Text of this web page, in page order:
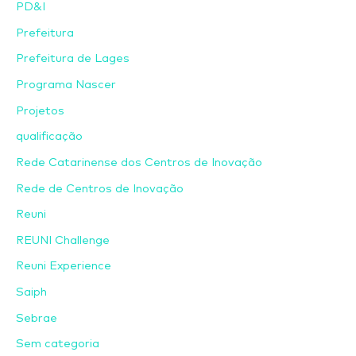
PD&I
Prefeitura
Prefeitura de Lages
Programa Nascer
Projetos
qualificação
Rede Catarinense dos Centros de Inovação
Rede de Centros de Inovação
Reuni
REUNI Challenge
Reuni Experience
Saiph
Sebrae
Sem categoria